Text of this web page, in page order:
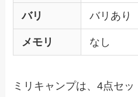
バリ バリあり
メモリ なし
ミリキャンプは、4点セッ